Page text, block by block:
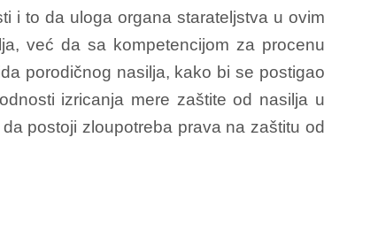
i to da uloga organa starateljstva u ovim
već da sa kompetencijom za procenu
porodičnog nasilja, kako bi se postigao
izricanja mere zaštite od nasilja u
postoji zloupotreba prava na zaštitu od